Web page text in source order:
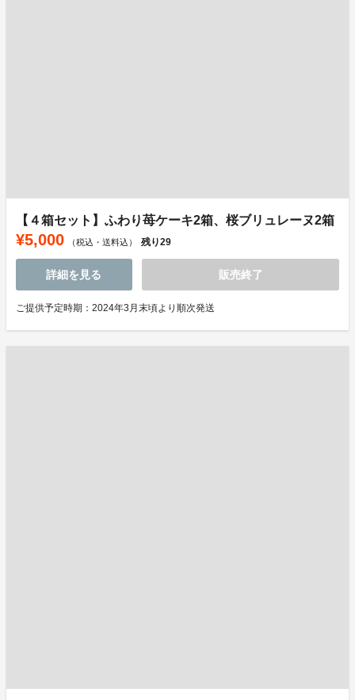
【４箱セット】ふわり苺ケーキ2箱、桜ブリュレーヌ2箱
¥5,000 （税込・送料込） 残り29
詳細を見る 販売終了
ご提供予定時期：2024年3月末頃より順次発送